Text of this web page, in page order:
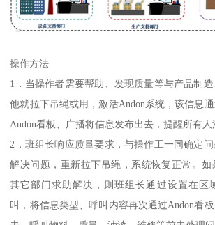
操作方法
1．当操作者需要帮助、发现质量等与产品制造
他就拉下吊绳或用，激活Andon系统，该信息通
Andon看板、广播将信息发布出去，提醒所有人
2．班组长响应质量要求，与操作工一同确定
解决问题，重新拉下吊绳，系统恢复正常。如
其它部门求助解决，则班组长通过设置在区
叫，将信息类型、呼叫内容再次通过Andon看